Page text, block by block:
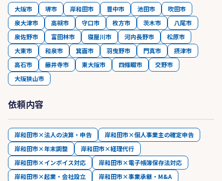
大阪市 堺市 岸和田市 豊中市 池田市
吹田市
泉大津市
高槻市 守口市 枚方市 茨木市
八尾市
泉佐野市
富田林市 寝屋川市 河内長野市
松原市
大東市
和泉市 箕面市 羽曳野市 門真市
摂津市
高石市
藤井寺市 東大阪市 四條畷市
交野市
大阪狭山市
依頼内容
岸和田市×法人の決算・申告
岸和田市×個人事業主の確定申告
岸和田市×年末調整
岸和田市×経理代行
岸和田市×インボイス対応
岸和田市×電子帳簿保存法対応
岸和田市×起業・会社設立
岸和田市×事業承継・M&A